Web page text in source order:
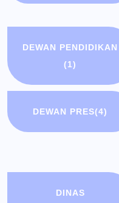
DEWAN PENDIDIKAN
(1)
DEWAN PRES(4)
DINAS